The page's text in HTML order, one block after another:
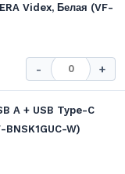
Videx, Белая (VF-
- +
A + USB Type-C
W)